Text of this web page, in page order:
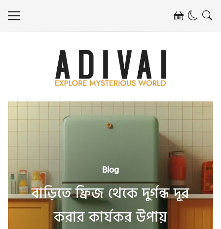
Blog
বাড়িতে ফ্রিজ থেকে দুর্গন্ধ দূর
করার কার্যকর উপায়